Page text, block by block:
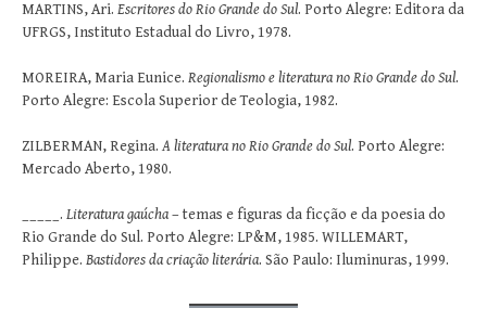
MARTINS, Ari. Escritores do Rio Grande do Sul. Porto Alegre: Editora da
UFRGS, Instituto Estadual do Livro, 1978.
MOREIRA, Maria Eunice. Regionalismo e literatura no Rio Grande do Sul.
Porto Alegre: Escola Superior de Teologia, 1982.
ZILBERMAN, Regina. A literatura no Rio Grande do Sul. Porto Alegre:
Mercado Aberto, 1980.
_____. Literatura gaúcha– temas e figuras da ficção e da poesia do
Rio Grande do Sul. Porto Alegre: LP&M, 1985. WILLEMART,
Philippe. Bastidores da criação literária. São Paulo: Iluminuras, 1999.